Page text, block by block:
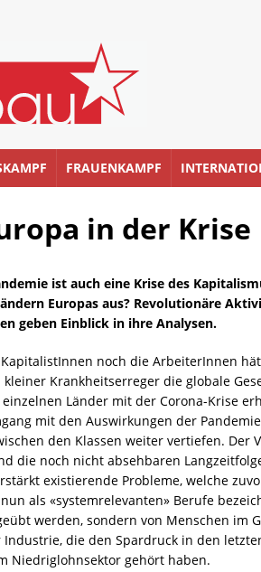
FRAUENKAMPF
in der Krise
ist auch eine Krise des
Europas aus? Revolutionäre
geben Einblick in ihre Analysen.
noch die ArbeiterInnen
kleiner Krankheitserreger die globale
Länder mit der Corona-Krise
mit den Auswirkungen der
den Klassen weiter vertiefen. Der
die noch nicht absehbaren
existierende Probleme, welche
als «systemrelevanten» Berufe
werden, sondern von Menschen im
Industrie, die den Spardruck in den
Niedriglohnsektor gehört haben.